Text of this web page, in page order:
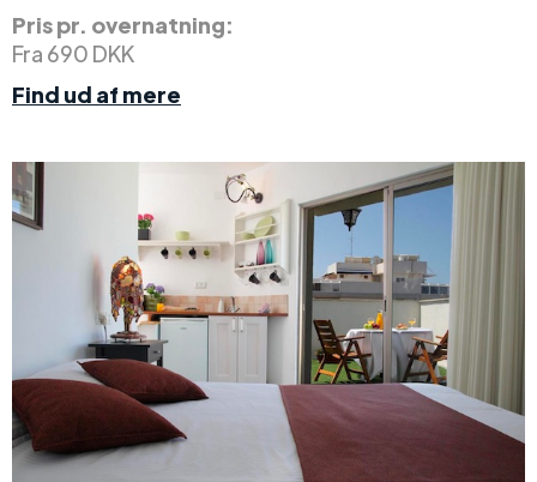
Pris pr. overnatning:
Fra 690 DKK
Find ud af mere